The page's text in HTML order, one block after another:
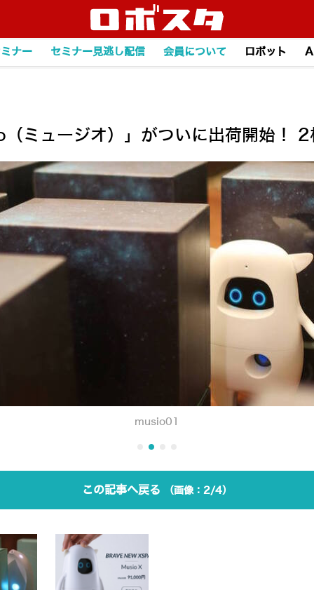
ナー セミナー見逃し配信 会員について ロボット AI
ミュージオ）」がついに出荷開始！ 2
musio01
この記事へ戻る 2/4